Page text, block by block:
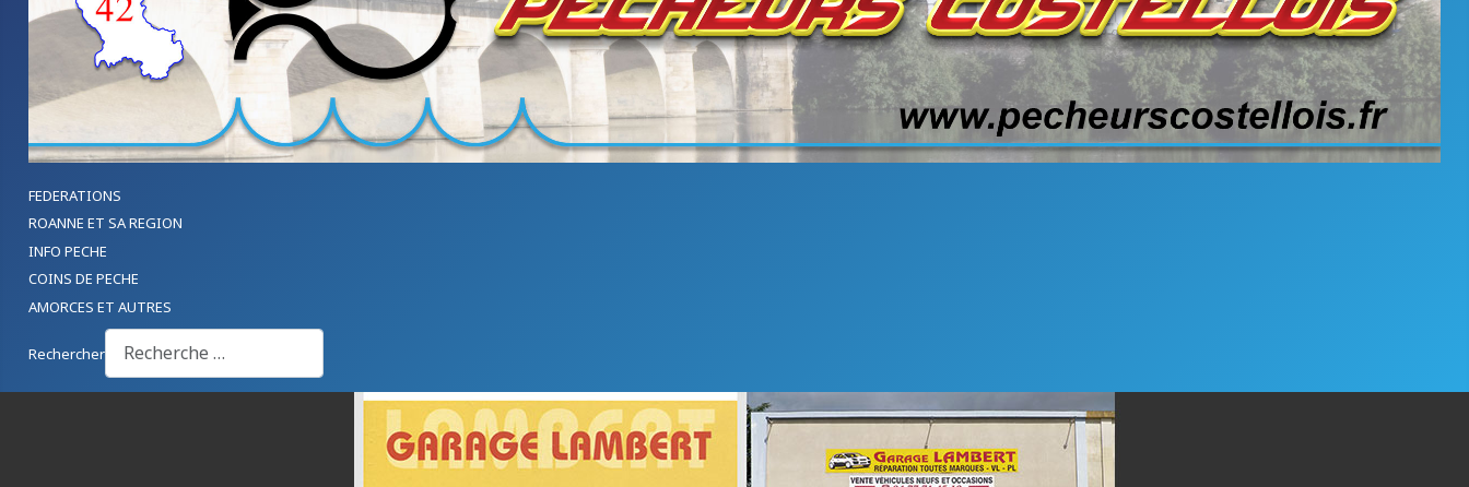
FEDERATIONS
ROANNE ET SA REGION
INFO PECHE
COINS DE PECHE
AMORCES ET AUTRES
Rechercher